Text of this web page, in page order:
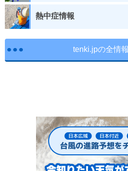
熱中症情報
tenki.jpの全情